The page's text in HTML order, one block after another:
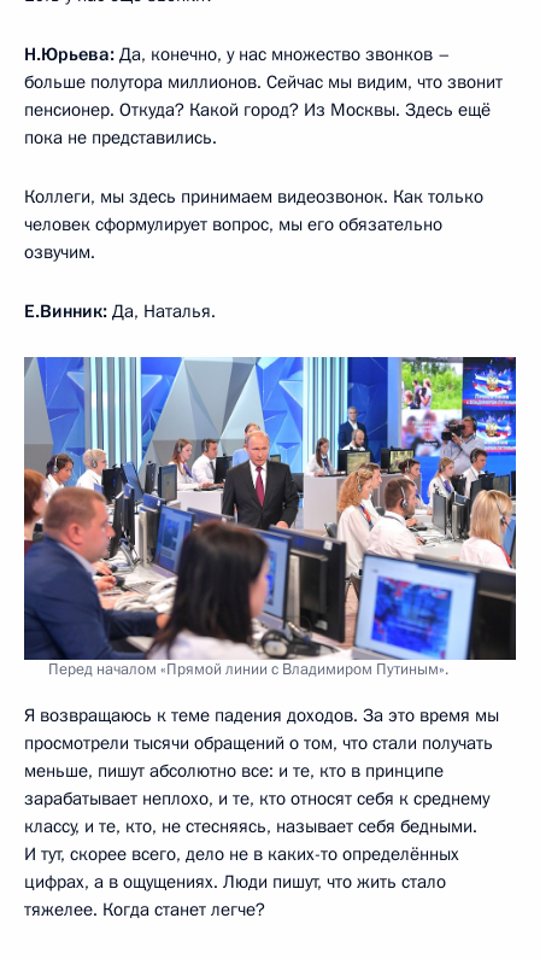
Н.Юрьева: Да, конечно, у нас множество звонков –
больше полутора миллионов. Сейчас мы видим, что звонит
пенсионер. Откуда? Какой город? Из Москвы. Здесь ещё
пока не представились.
Коллеги, мы здесь принимаем видеозвонок. Как только
человек сформулирует вопрос, мы его обязательно
озвучим.
Е.Винник: Да, Наталья.
Перед началом «Прямой линии с Владимиром Путиным».
Я возвращаюсь к теме падения доходов. За это время мы
просмотрели тысячи обращений о том, что стали получать
меньше, пишут абсолютно все: и те, кто в принципе
зарабатывает неплохо, и те, кто относят себя к среднему
классу, и те, кто, не стесняясь, называет себя бедными.
И тут, скорее всего, дело не в каких-то определённых
цифрах, а в ощущениях. Люди пишут, что жить стало
тяжелее. Когда станет легче?